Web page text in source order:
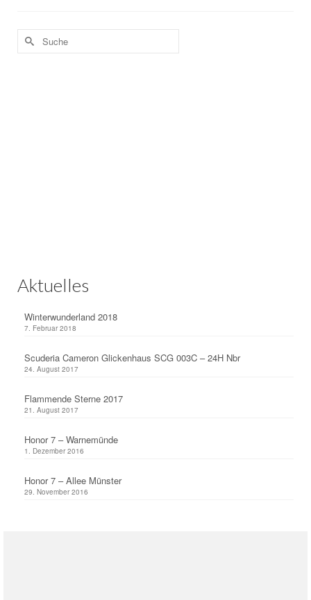
Suche
nach:
Aktuelles
Winterwunderland 2018
7. Februar 2018
Scuderia Cameron Glickenhaus SCG 003C – 24H Nbr
24. August 2017
Flammende Sterne 2017
21. August 2017
Honor 7 – Warnemünde
1. Dezember 2016
Honor 7 – Allee Münster
29. November 2016